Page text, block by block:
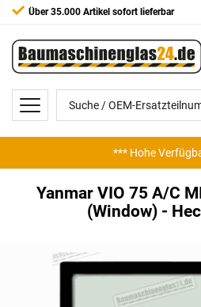
Über 35.000 Artikel sofort lieferbar
*** Hohe
Yanmar VIO 75 A/C
(Window) -